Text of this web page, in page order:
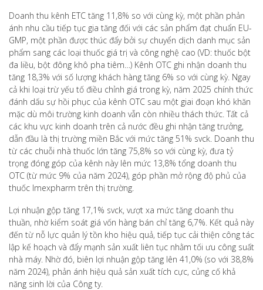
Doanh thu kênh ETC tăng 11,8% so với cùng kỳ, một phần phản
ánh nhu cầu tiếp tục gia tăng đối với các sản phẩm đạt chuẩn EU-
GMP, một phần được thúc đẩy bởi sự chuyển dịch danh mục sản
phẩm sang các loại thuốc giá trị và công nghệ cao (VD: thuốc bột
đa liều, bột đông khô pha tiêm…) Kênh OTC ghi nhận doanh thu
tăng 18,3% với số lượng khách hàng tăng 6% so với cùng kỳ. Ngay
cả khi loại trừ yếu tố điều chỉnh giá trong kỳ, năm 2025 chính thức
đánh dấu sự hồi phục của kênh OTC sau một giai đoạn khó khăn
mặc dù môi trường kinh doanh vẫn còn nhiều thách thức. Tất cả
các khu vực kinh doanh trên cả nước đều ghi nhận tăng trưởng,
dẫn đầu là thị trường miền Bắc với mức tăng 51% svck. Doanh thu
từ các chuỗi nhà thuốc lớn tăng 75,8% so với cùng kỳ, đưa tỷ
trọng đóng góp của kênh này lên mức 13,8% tổng doanh thu
OTC (từ mức 9% của năm 2024), góp phần mở rộng độ phủ của
thuốc Imexpharm trên thị trường.
Lợi nhuận gộp tăng 17,1% svck, vượt xa mức tăng doanh thu
thuần, nhờ kiểm soát giá vốn hàng bán chỉ tăng 6,7%. Kết quả này
đến từ nỗ lực quản lý tồn kho hiệu quả, tiếp tục cải thiện công tác
lập kế hoạch và đẩy mạnh sản xuất liên tục nhằm tối ưu công suất
nhà máy. Nhờ đó, biên lợi nhuận gộp tăng lên 41,0% (so với 38,8%
năm 2024), phản ánh hiệu quả sản xuất tích cực, củng cố khả
năng sinh lời của Công ty.